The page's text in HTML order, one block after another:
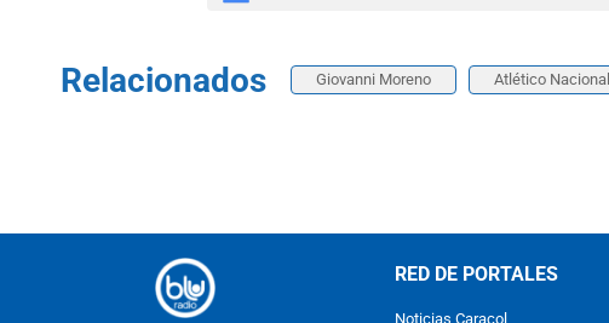
Relacionados Giovanni Moreno Atlético Nacional
RED DE PORTALES
Noticias Caracol